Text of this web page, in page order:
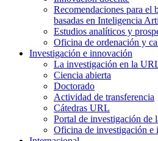
Recomendaciones para el
basadas en Inteligencia
Estudios analíticos y
Oficina de ordenación y
Investigación e innovación
La investigación en la
Ciencia abierta
Doctorado
Actividad de transferencia
Cátedras URL
Portal de investigación de
Oficina de investigación e